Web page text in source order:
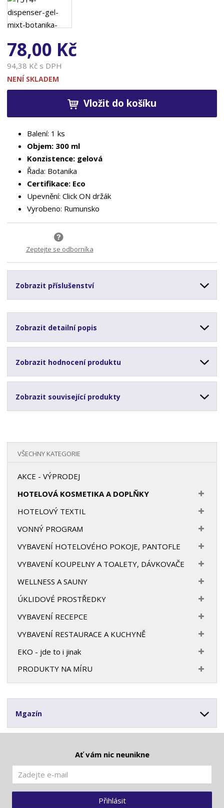
78,00 Kč
94,38 Kč s DPH
NENÍ SKLADEM
Vložit do košíku
Balení: 1 ks
Objem: 300 ml
Konzistence: gelová
Řada: Botanika
Certifikace: Eco
Upevnění: Click ON držák
Vyrobeno: Rumunsko
Zeptejte se odborníka
Zobrazit příslušenství
Zobrazit detailní popis
Zobrazit hodnocení produktu
Zobrazit související produkty
VŠECHNY KATEGORIE
AKCE - VÝPRODEJ
HOTELOVÁ KOSMETIKA A DOPLŇKY
HOTELOVÝ TEXTIL
VONNÝ PROGRAM
VYBAVENÍ HOTELOVÉHO POKOJE, PANTOFLE
VYBAVENÍ KOUPELNY A TOALETY, DÁVKOVAČE
WELLNESS A SAUNY
ÚKLIDOVÉ PROSTŘEDKY
VYBAVENÍ RECEPCE
VYBAVENÍ RESTAURACE A KUCHYNĚ
EKO - jde to i jinak
PRODUKTY NA MÍRU
Mgazín
Ať vám nic neunikne
Přihlásit